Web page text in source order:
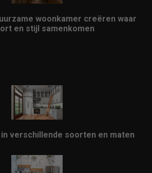
woonkamer creëren waar
en stijl samenkomen
verschillende soorten en maten